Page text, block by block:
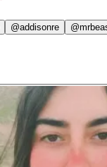
@addisonre